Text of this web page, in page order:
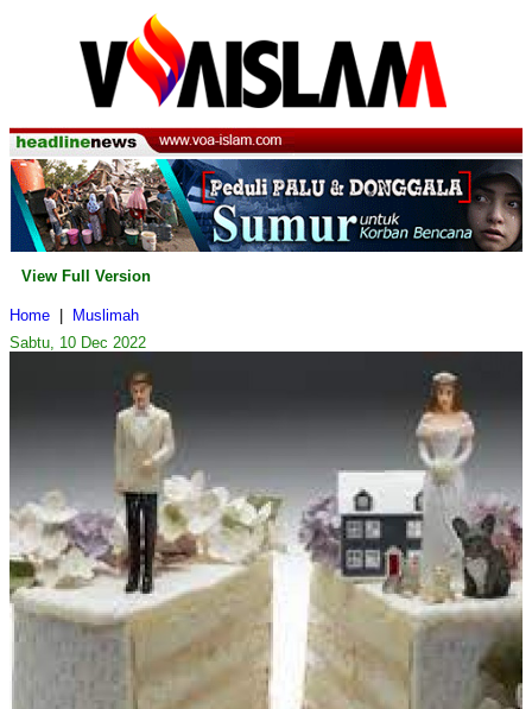
View Full Version
Home
Muslimah
Sabtu, 10 Dec 2022